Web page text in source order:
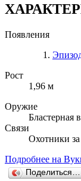
Появления
Рост
1,96 м
Оружие
Бластерная
Связи
Охотники
Подробнее на
Поделиться…